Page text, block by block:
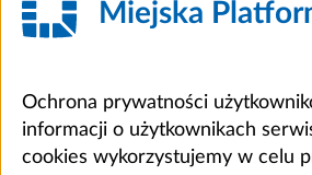
Miejska
Ochrona prywatności
informacji o użytkownikach
cookies wykorzystujemy w celu